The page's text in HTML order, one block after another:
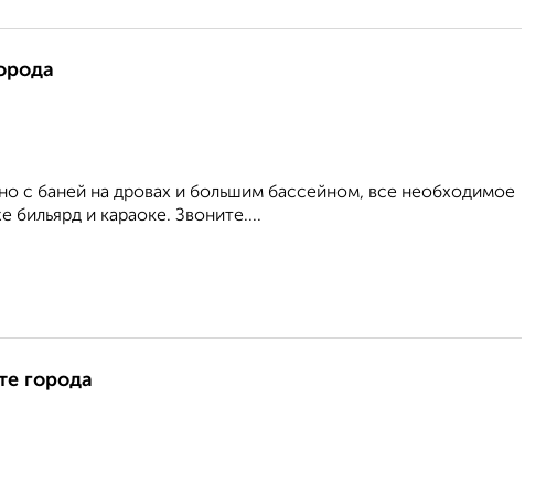
с баней на дровах и большим бассейном, все необходимое
бильярд и караоке. Звоните....
города